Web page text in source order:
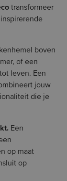
transformeer
boven
of een
leven. Een
jouw
die je
Een
op maat
op